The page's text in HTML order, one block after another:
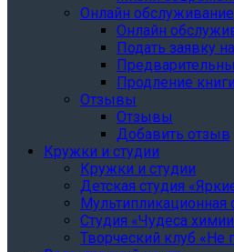
Онлайн обслуживание
Онлайн
Подать заявку
Продление книги
Отзывы
Отзывы
Добавить отзыв
Кружки и студии
Кружки и студии
Детская студия
Мультипликационная
Студия «Чудеса
Творческий клуб «Не